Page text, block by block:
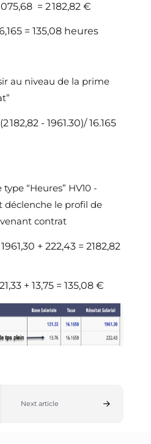
075,68 = 2 182,82 €
= 135,08 heures
au niveau de la prime
182,82 - 1961.30)/ 16.165
“Heures” HV10 -
déclenche le profil de
contrat
1961,30 + 222,43 = 2182,82
+ 13,75 = 135,08 €
Next article